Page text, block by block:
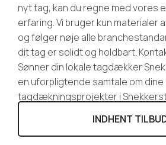
nyt tag, kan du regne med vores
erfaring. Vi bruger kun materialer
og følger nøje alle
dit tag er solidt og holdbart.
Sønner din lokale tagdækker
en uforpligtende samtale om dine
tagdækningsprojekter i
INDHENT